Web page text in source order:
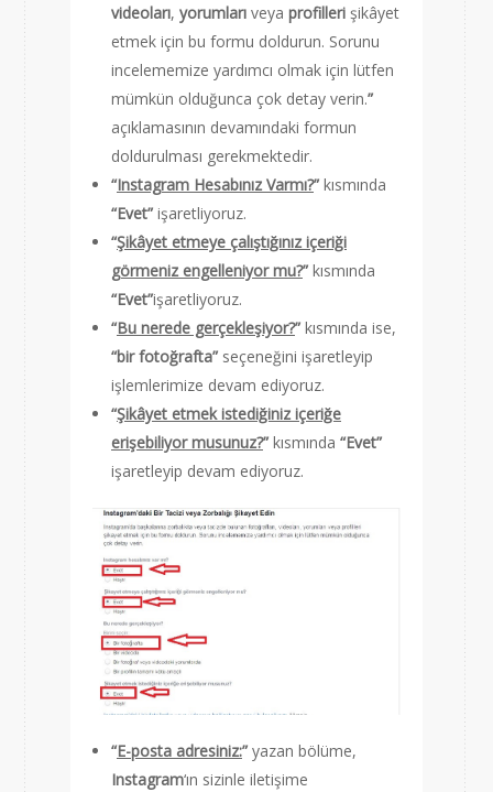
videoları, yorumları veya profilleri şikâyet
etmek için bu formu doldurun. Sorunu
incelememize yardımcı olmak için lütfen
mümkün olduğunca çok detay verin.”
açıklamasının devamındaki formun
doldurulması gerekmektedir.
“Instagram Hesabınız Varmı?” kısmında
“Evet” işaretliyoruz.
“Şikâyet etmeye çalıştığınız içeriği
görmeniz engelleniyor mu?” kısmında
“Evet”işaretliyoruz.
“Bu nerede gerçekleşiyor?” kısmında ise,
“bir fotoğrafta” seçeneğini işaretleyip
işlemlerimize devam ediyoruz.
“Şikâyet etmek istediğiniz içeriğe
erişebiliyor musunuz?” kısmında “Evet”
işaretleyip devam ediyoruz.
“E-posta adresiniz:” yazan bölüme,
Instagram‘ın sizinle iletişime